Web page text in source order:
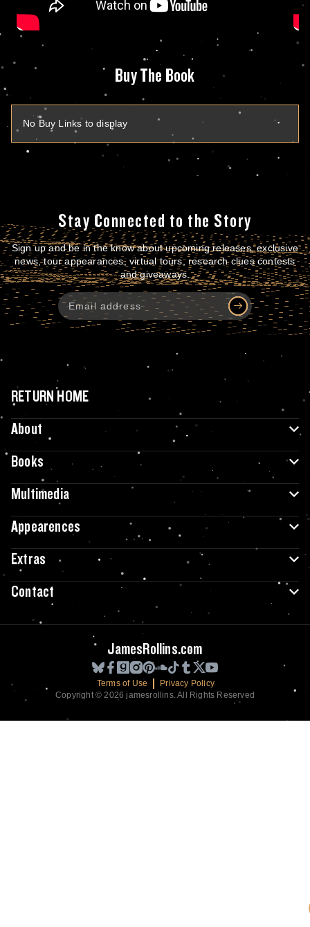
Buy The Book
No Buy Links to display
Stay Connected to the Story
Sign up and be in the know about upcoming releases, exclusive
news, tour appearances, virtual tours, research clues contests
and giveaways.
RETURN HOME
About
Books
Multimedia
Appearences
Extras
Contact
JamesRollins.com
Terms of Use
Privacy Policy
Copyright © 2026 jamesrollins. All Rights Reserved